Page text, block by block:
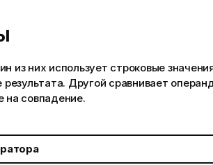
из них использует строковые
Другой сравнивает
на совпадение.